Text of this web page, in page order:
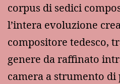
corpus di sedici
l’intera evoluzione
compositore tedesco,
genere da raffinato
camera a strumento